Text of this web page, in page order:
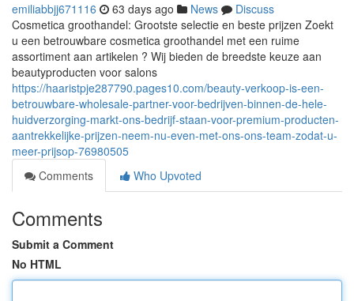
emiliabbjj671116 63 days ago News
Discuss
Cosmetica groothandel: Grootste selectie en beste prijzen Zoekt
u een betrouwbare cosmetica groothandel met een ruime
assortiment aan artikelen ? Wij bieden de breedste keuze aan
beautyproducten voor salons
https://haaristpje287790.pages10.com/beauty-verkoop-is-een-
betrouwbare-wholesale-partner-voor-bedrijven-binnen-de-hele-
huidverzorging-markt-ons-bedrijf-staan-voor-premium-producten-
aantrekkelijke-prijzen-neem-nu-even-met-ons-ons-team-zodat-u-
meer-prijsop-76980505
Comments
Who Upvoted
Comments
Submit a Comment
No HTML